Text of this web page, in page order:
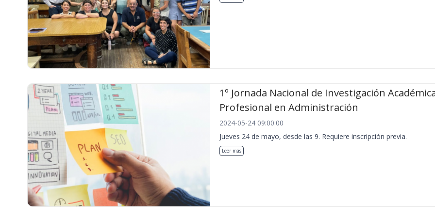
1º Jornada Nacional de Investigación
Profesional en Administración
2024-05-24 09:00:00
Jueves 24 de mayo, desde las 9. Requiere inscripción previa.
Leer más